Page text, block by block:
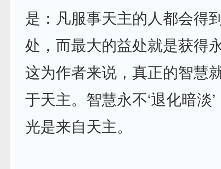
是：凡服事天主的人都会得
处，而最大的益处就是获得
这为作者来说，真正的智慧
于天主。智慧永不‘退化暗淡
光是来自天主。